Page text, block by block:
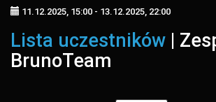
11.12.2025, 15:00 - 13.12.2025, 22:00
Lista uczestników |
BrunoTeam